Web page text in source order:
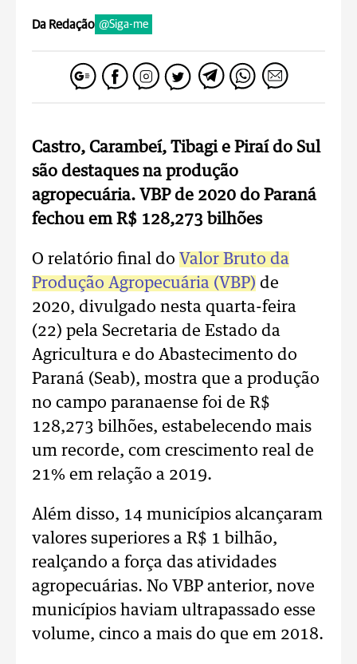
Da Redação @Siga-me
Castro, Carambeí, Tibagi e Piraí do Sul
são destaques na produção
agropecuária. VBP de 2020 do Paraná
fechou em R$ 128,273 bilhões
O relatório final do Valor Bruto da
Produção Agropecuária (VBP) de
2020, divulgado nesta quarta-feira
(22) pela Secretaria de Estado da
Agricultura e do Abastecimento do
Paraná (Seab), mostra que a produção
no campo paranaense foi de R$
128,273 bilhões, estabelecendo mais
um recorde, com crescimento real de
21% em relação a 2019.
Além disso, 14 municípios alcançaram
valores superiores a R$ 1 bilhão,
realçando a força das atividades
agropecuárias. No VBP anterior, nove
municípios haviam ultrapassado esse
volume, cinco a mais do que em 2018.